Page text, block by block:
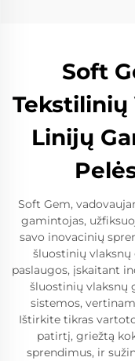
Soft
Tekstilinių
Linijų
Soft Gem,
gamintojas,
savo inovacinių
šluostinių vlaksnų
paslaugos, įskaitant
šluostinių vlaksnų
sistemos,
Ištirkite tikras
patirtį, griežtą
sprendimus, ir